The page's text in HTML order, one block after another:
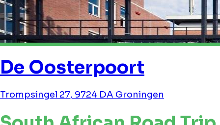
De Oosterpoort
Trompsingel 27, 9724 DA Groningen